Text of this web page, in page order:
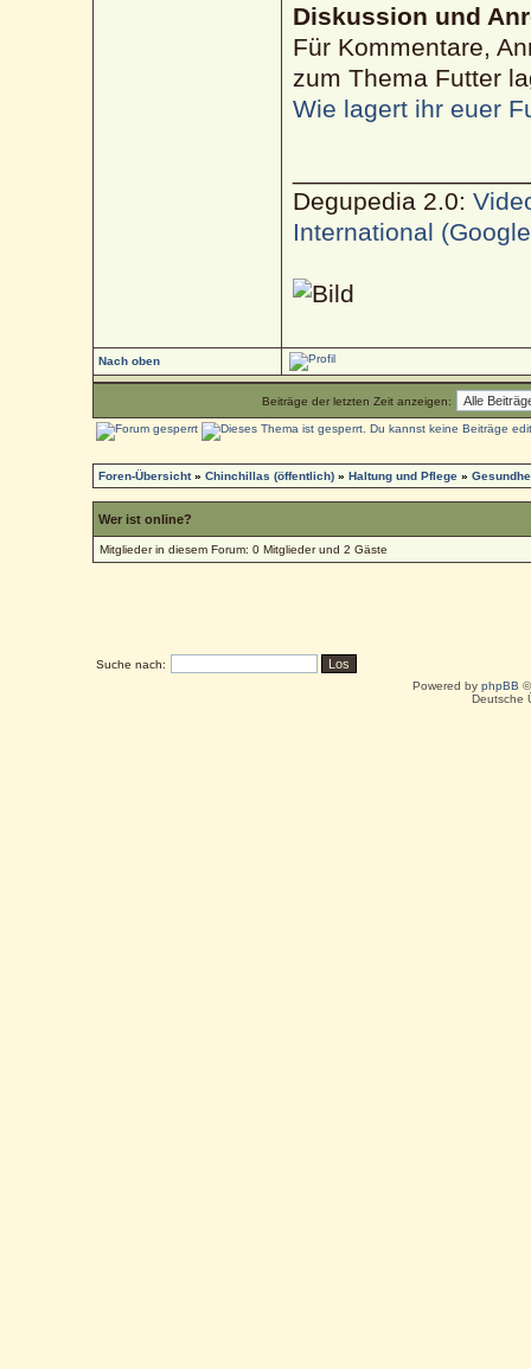
Diskussion und
Für Kommentare,
zum Thema Futter
Wie lagert ihr euer
Degupedia 2.0:
International
Nach oben
Beiträge der letzten Zeit anzeigen:
Foren-Übersicht»Chinchillas (öffentlich) »Haltung und Pflege »
Wer ist online?
Mitglieder in diesem Forum: 0 Mitglieder und 2 Gäste
Suche nach:
Powered by phpBB
Deutsche